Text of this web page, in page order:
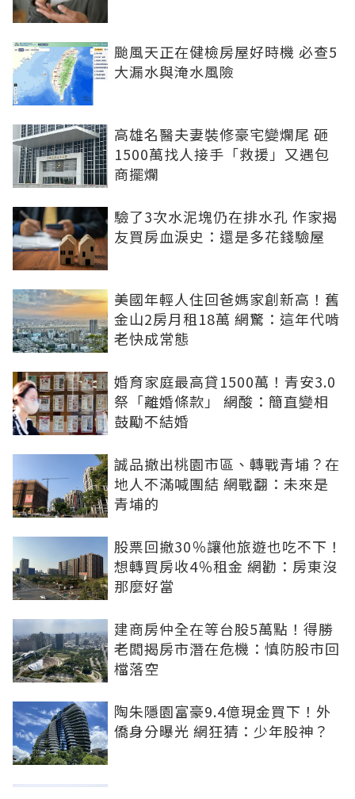
颱風天正在健檢房屋好時機 必查5
大漏水與淹水風險
高雄名醫夫妻裝修豪宅變爛尾 砸
1500萬找人接手「救援」又遇包
商擺爛
驗了3次水泥塊仍在排水孔 作家揭
友買房血淚史：還是多花錢驗屋
美國年輕人住回爸媽家創新高！舊
金山2房月租18萬 網驚：這年代啃
老快成常態
婚育家庭最高貸1500萬！青安3.0
祭「離婚條款」 網酸：簡直變相
鼓勵不結婚
誠品撤出桃園市區、轉戰青埔？在
地人不滿喊團結 網戰翻：未來是
青埔的
股票回撤30％讓他旅遊也吃不下！
想轉買房收4％租金 網勸：房東沒
那麼好當
建商房仲全在等台股5萬點！得勝
老闆揭房市潛在危機：慎防股市回
檔落空
陶朱隱園富豪9.4億現金買下！外
僑身分曝光 網狂猜：少年股神？